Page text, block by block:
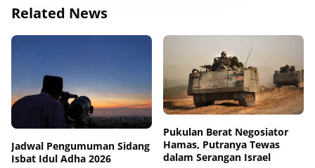
Related News
Jadwal Pengumuman Sidang
Isbat Idul Adha 2026
Pukulan Berat Negosiator
Hamas, Putranya Tewas
dalam Serangan Israel